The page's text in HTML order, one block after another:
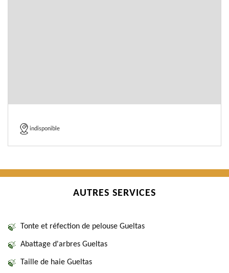
indisponible
AUTRES SERVICES
Tonte et réfection de pelouse Gueltas
Abattage d'arbres Gueltas
Taille de haie Gueltas